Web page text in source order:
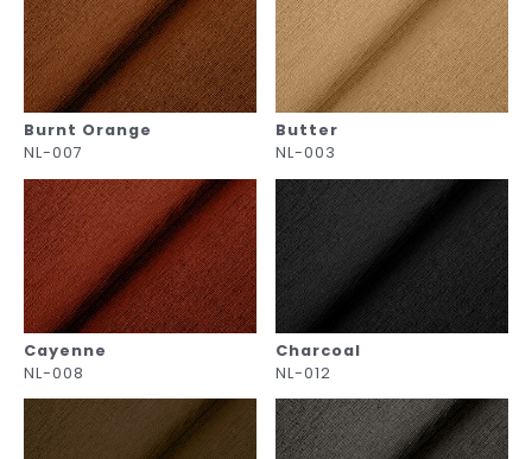
Burnt Orange
NL-007
Butter
NL-003
Cayenne
NL-008
Charcoal
NL-012